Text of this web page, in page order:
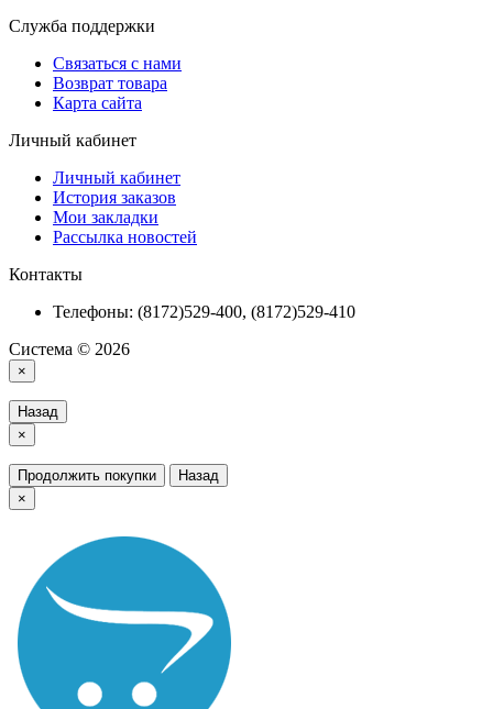
Служба поддержки
Связаться с нами
Возврат товара
Карта сайта
Личный кабинет
Личный кабинет
История заказов
Мои закладки
Рассылка новостей
Контакты
Телефоны: (8172)529-400, (8172)529-410
Система © 2026
×
Назад
×
Продолжить покупки
Назад
×